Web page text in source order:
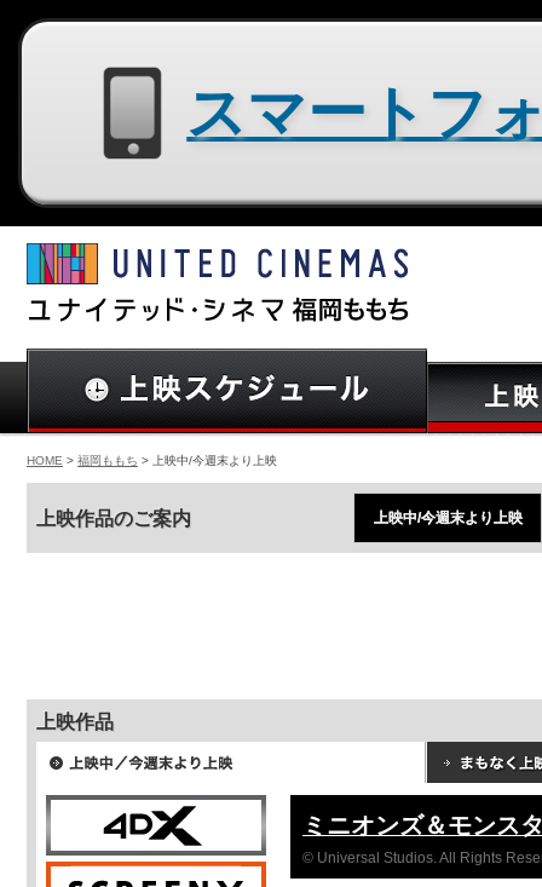
HOME > 福岡ももち > 上映中/今週末より上映
上映作品のご案内 上映中/今週末より上映
上映作品
ミニオンズ＆モンス
© Universal Studios. All Rights